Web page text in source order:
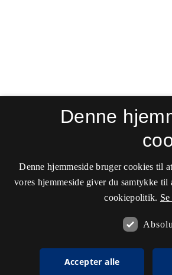
Denne
Denne hjemmeside bruger cookies til
vores hjemmeside giver du samtykke til
cookiepolitik.
Accepter alle